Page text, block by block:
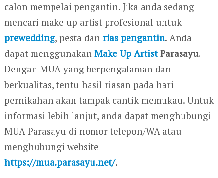
calon mempelai pengantin. Jika anda sedang
mencari make up artist profesional untuk
prewedding, pesta dan rias pengantin. Anda
dapat menggunakan Make Up ArtistParasayu.
Dengan MUA yang berpengalaman dan
berkualitas, tentu hasil riasan pada hari
pernikahan akan tampak cantik memukau. Untuk
informasi lebih lanjut, anda dapat menghubungi
MUA Parasayu di nomor telepon/WA atau
menghubungi website
https://mua.parasayu.net/.